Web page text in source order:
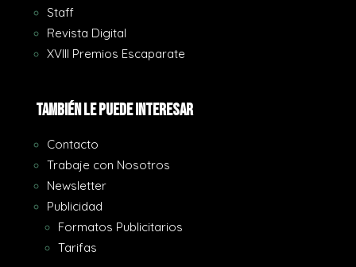
Staff
Revista Digital
XVIII Premios Escaparate
También le puede interesar
Contacto
Trabaje con Nosotros
Newsletter
Publicidad
Formatos Publicitarios
Tarifas